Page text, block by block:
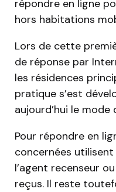
répondre en ligne
hors habitations
Lors de cette
de réponse par
les résidences
pratique s’est
aujourd’hui le
Pour répondre en
concernées
l’agent recenseur
reçus. Il reste